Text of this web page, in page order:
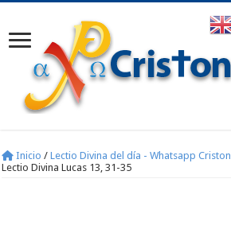
Inicio / Lectio Divina del día - Whatsapp
Lectio Divina Lucas 13, 31-35